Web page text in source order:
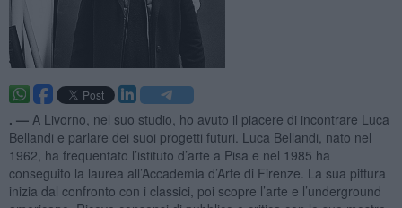
. — A Livorno, nel suo studio, ho avuto il piacere di incontrare Luca
Bellandi e parlare dei suoi progetti futuri. Luca Bellandi, nato nel
1962, ha frequentato l’istituto d’arte a Pisa e nel 1985 ha
conseguito la laurea all’Accademia d’Arte di Firenze. La sua pittura
inizia dal confronto con i classici, poi scopre l’arte e l’underground